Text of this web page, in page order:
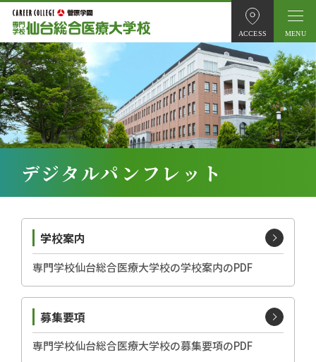
ACCESS
デジタルパンフレット
学校案内
専門学校仙台総合医療大学校の学校案内のPDF
募集要項
専門学校仙台総合医療大学校の募集要項のPDF